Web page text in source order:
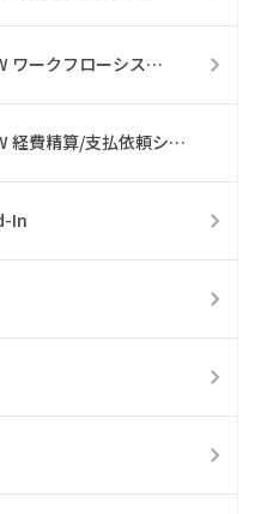
MAJOR FLOW ワークフローシステム
MAJOR FLOW 経費精算/支払依頼システム
In